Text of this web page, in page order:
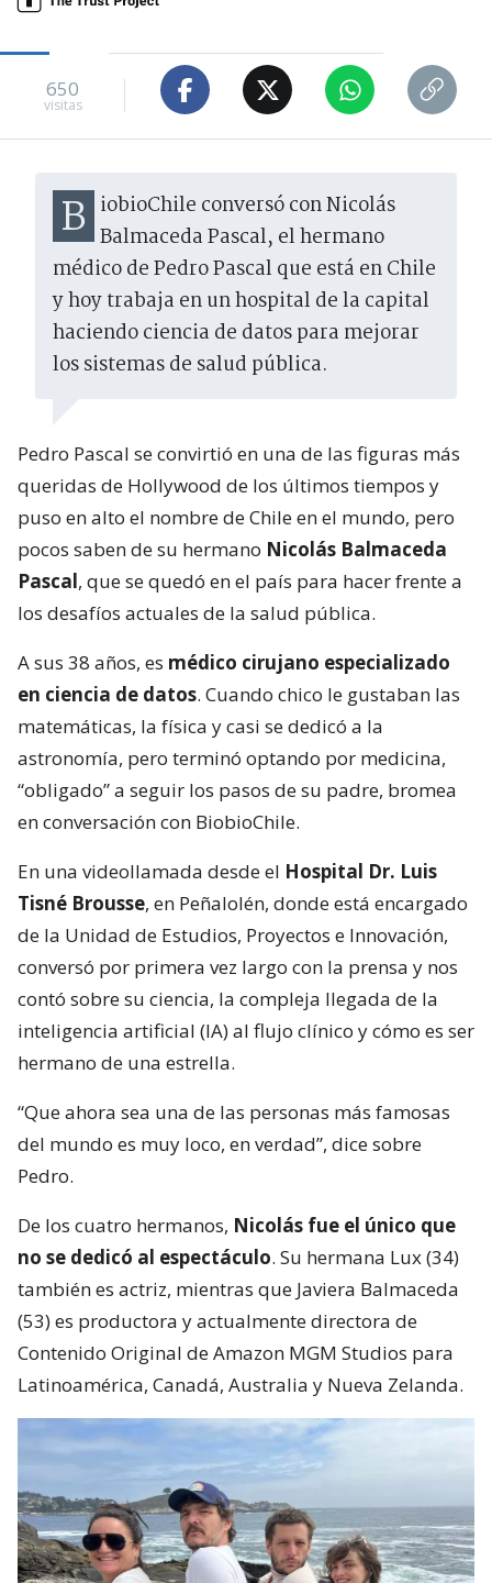
650
visitas
BiobioChile conversó con Nicolás Balmaceda Pascal, el hermano
médico de Pedro Pascal que está en Chile
y hoy trabaja en un hospital de la capital
haciendo ciencia de datos para mejorar
los sistemas de salud pública.
Pedro Pascal se convirtió en una de las figuras más
queridas de Hollywood de los últimos tiempos y
puso en alto el nombre de Chile en el mundo, pero
pocos saben de su hermano Nicolás Balmaceda
Pascal, que se quedó en el país para hacer frente a
los desafíos actuales de la salud pública.
A sus 38 años, es médico cirujano especializado
en ciencia de datos. Cuando chico le gustaban las
matemáticas, la física y casi se dedicó a la
astronomía, pero terminó optando por medicina,
“obligado” a seguir los pasos de su padre, bromea
en conversación con BiobioChile.
En una videollamada desde el Hospital Dr. Luis
Tisné Brousse, en Peñalolén, donde está encargado
de la Unidad de Estudios, Proyectos e Innovación,
conversó por primera vez largo con la prensa y nos
contó sobre su ciencia, la compleja llegada de la
inteligencia artificial (IA) al flujo clínico y cómo es ser
hermano de una estrella.
“Que ahora sea una de las personas más famosas
del mundo es muy loco, en verdad”, dice sobre
Pedro.
De los cuatro hermanos, Nicolás fue el único que
no se dedicó al espectáculo. Su hermana Lux (34)
también es actriz, mientras que Javiera Balmaceda
(53) es productora y actualmente directora de
Contenido Original de Amazon MGM Studios para
Latinoamérica, Canadá, Australia y Nueva Zelanda.